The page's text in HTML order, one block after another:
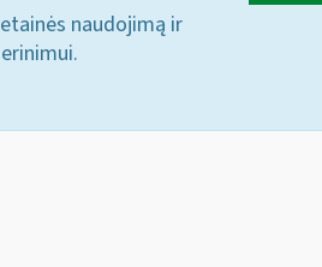
naudojimą ir